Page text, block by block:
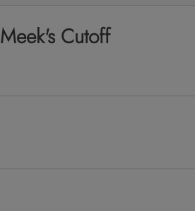
Meek's Cutoff